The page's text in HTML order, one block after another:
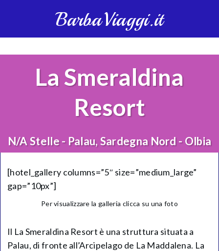
BarbaViaggi.it
La Smeraldina
Resort
N/A Stelle - Palau, Sardegna Nord - Olbia
[hotel_gallery columns=”5″ size=”medium_large”
gap=”10px”]
Per visualizzare la galleria clicca su una foto
Il La Smeraldina Resort è una struttura situata a
Palau, di fronte all’Arcipelago de La Maddalena. La